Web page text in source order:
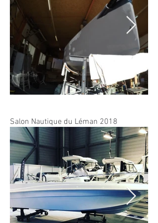
Salon Nautique du Léman 2018